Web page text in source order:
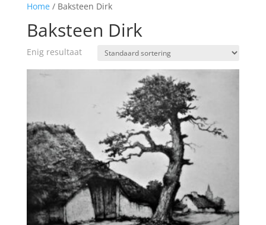
Home/ Baksteen Dirk
Baksteen Dirk
Enig resultaat